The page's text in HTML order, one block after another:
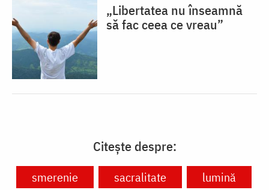
„Libertatea nu înseamnă
să fac ceea ce vreau”
Citește despre:
smerenie sacralitate
lumină